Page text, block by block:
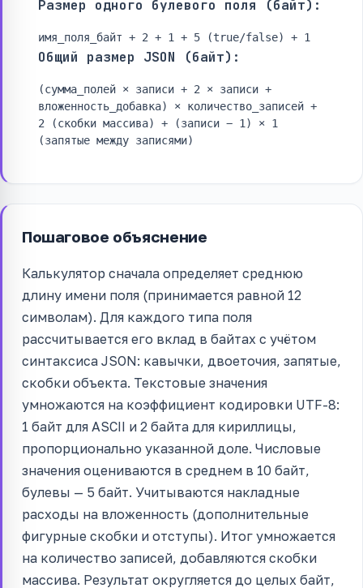
Размер одного булевого поля (байт):
имя_поля_байт + 2 + 1 + 5 (true/false) + 1
Общий размер JSON (байт):
(сумма_полей × записи + 2 × записи +
вложенность_добавка) × количество_записей +
2 (скобки массива) + (записи − 1) × 1
(запятые между записями)
Пошаговое объяснение
Калькулятор сначала определяет среднюю
длину имени поля (принимается равной 12
символам). Для каждого типа поля
рассчитывается его вклад в байтах с учётом
синтаксиса JSON: кавычки, двоеточия, запятые,
скобки объекта. Текстовые значения
умножаются на коэффициент кодировки UTF-8:
1 байт для ASCII и 2 байта для кириллицы,
пропорционально указанной доле. Числовые
значения оцениваются в среднем в 10 байт,
булевы — 5 байт. Учитываются накладные
расходы на вложенность (дополнительные
фигурные скобки и отступы). Итог умножается
на количество записей, добавляются скобки
массива. Результат округляется до целых байт,